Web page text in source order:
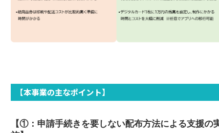
【本事業の主なポイント】
【①：申請手続きを要しない配布方法による支援の